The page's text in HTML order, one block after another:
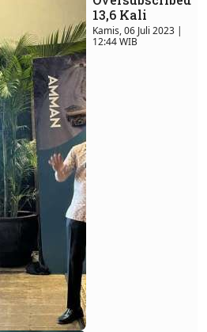
13,6 Kali
Kamis, 06 Juli 2023 |
12:44 WIB